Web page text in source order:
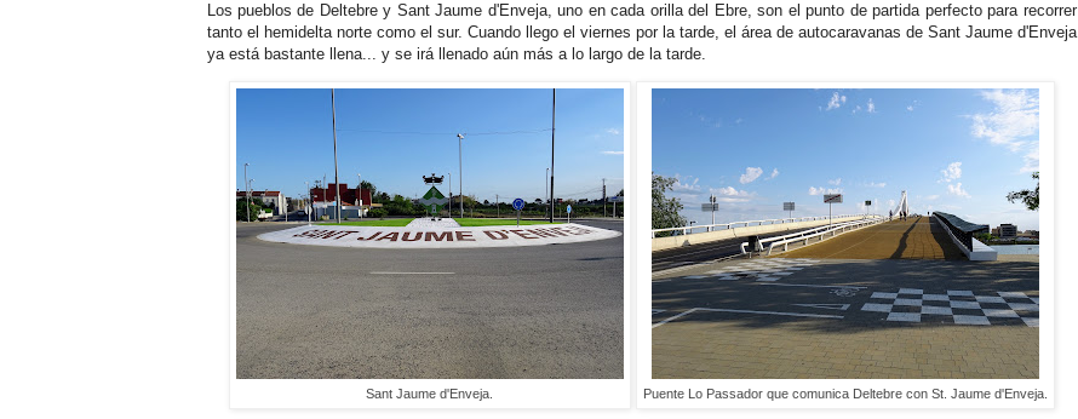
Los pueblos de Deltebre y Sant Jaume d'Enveja, uno en cada orilla del Ebre, son el punto de partida perfecto para recorrer
tanto el hemidelta norte como el sur. Cuando llego el viernes por la tarde, el área de autocaravanas de Sant Jaume d'Enveja
ya está bastante llena... y se irá llenado aún más a lo largo de la tarde.
Sant Jaume d'Enveja. Puente Lo Passador que comunica Deltebre con St. Jaume d'Enveja.